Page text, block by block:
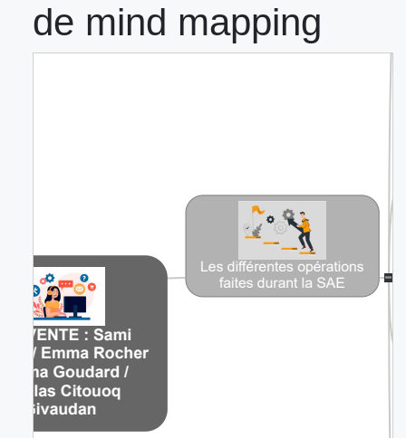
de mind mapping